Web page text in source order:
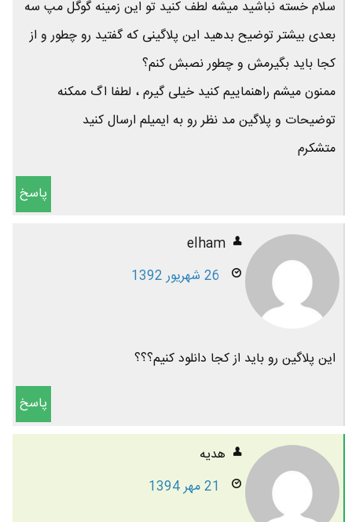
سلام خسته نباشید میشه لطف کنید تو این زمینه گوگل مپ سه
بعدی بیشتر توضیح بدهید این پلاگینی که گفتید رو چطور و از
کجا باید بگیرمش و چطور نصبش کنم؟
ممنون میشم راهنماییم کنید خیلی گیرم ، لطفا اگ ممکنه
توضیحات و پلاگین مد نظر رو به ایمیلم ارسال کنید
متشکرم
پاسخ
elham
26 شهریور 1392
این پلاگین رو باید از کجا دانلود کنیم؟؟؟
پاسخ
هديه
21 مهر 1394